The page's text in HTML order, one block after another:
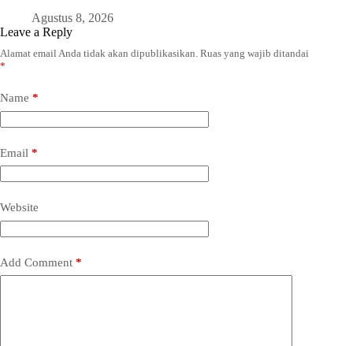
Agustus 8, 2026
Leave a Reply
Alamat email Anda tidak akan dipublikasikan. Ruas yang wajib ditandai
*
Name *
Email *
Website
Add Comment *